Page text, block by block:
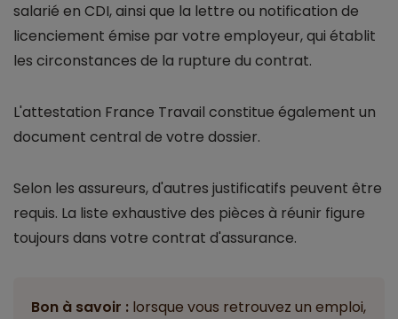
salarié en CDI, ainsi que la lettre ou notification de
licenciement émise par votre employeur, qui établit
les circonstances de la rupture du contrat.
L'attestation France Travail constitue également un
document central de votre dossier.
Selon les assureurs, d'autres justificatifs peuvent être
requis. La liste exhaustive des pièces à réunir figure
toujours dans votre contrat d'assurance.
Bon à savoir : lorsque vous retrouvez un emploi,